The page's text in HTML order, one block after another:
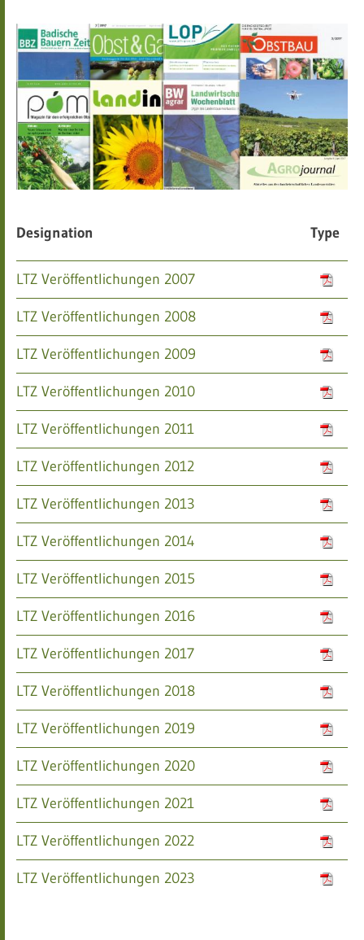
Designation Type
LTZ Veröffentlichungen 2007
LTZ Veröffentlichungen 2008
LTZ Veröffentlichungen 2009
LTZ Veröffentlichungen 2010
LTZ Veröffentlichungen 2011
LTZ Veröffentlichungen 2012
LTZ Veröffentlichungen 2013
LTZ Veröffentlichungen 2014
LTZ Veröffentlichungen 2015
LTZ Veröffentlichungen 2016
LTZ Veröffentlichungen 2017
LTZ Veröffentlichungen 2018
LTZ Veröffentlichungen 2019
LTZ Veröffentlichungen 2020
LTZ Veröffentlichungen 2021
LTZ Veröffentlichungen 2022
LTZ Veröffentlichungen 2023